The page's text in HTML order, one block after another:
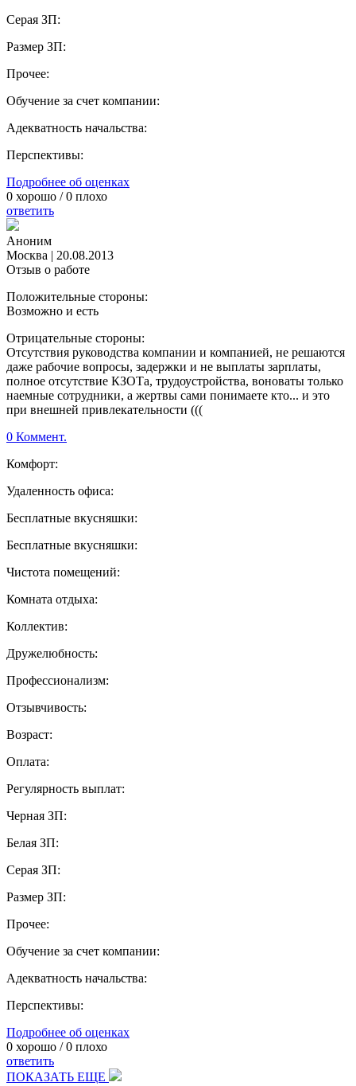
Серая ЗП:
Размер ЗП:
Прочее:
Обучение за счет компании:
Адекватность начальства:
Перспективы:
Подробнее об оценках
0 хорошо /0 плохо
ответить
Аноним
Москва | 20.08.2013
Отзыв о работе
Положительные стороны:
Возможно и есть
Отрицательные стороны:
Отсутствия руководства компании и компанией, не решаются
даже рабочие вопросы, задержки и не выплаты зарплаты,
полное отсутствие КЗОТа, трудоустройства, воноваты только
наемные сотрудники, а жертвы сами понимаете кто... и это
при внешней привлекательности (((
0 Коммент.
Комфорт:
Удаленность офиса:
Бесплатные вкусняшки:
Бесплатные вкусняшки:
Чистота помещений:
Комната отдыха:
Коллектив:
Дружелюбность:
Профессионализм:
Отзывчивость:
Возраст:
Оплата:
Регулярность выплат:
Черная ЗП:
Белая ЗП:
Серая ЗП:
Размер ЗП:
Прочее:
Обучение за счет компании:
Адекватность начальства:
Перспективы:
Подробнее об оценках
0 хорошо /0 плохо
ответить
ПОКАЗАТЬ ЕЩЕ